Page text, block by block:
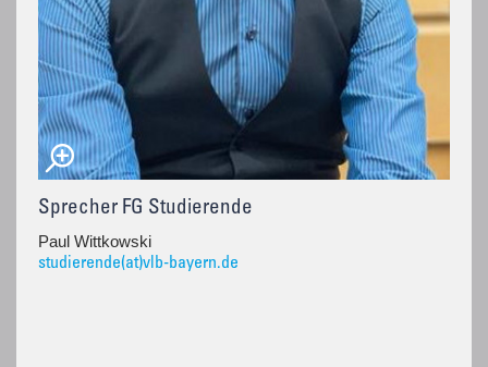
Sprecher FG Studierende
Paul Wittkowski
studierende(at)vlb-bayern.de